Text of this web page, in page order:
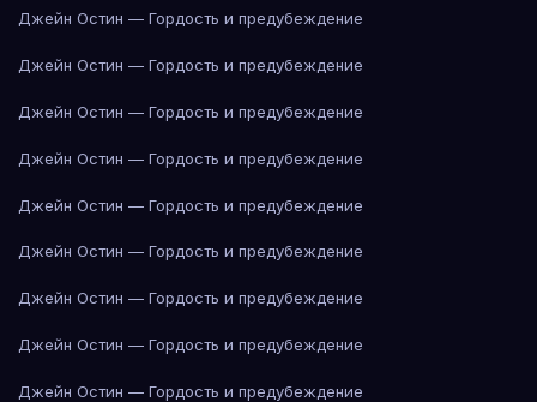
Джейн Остин — Гордость и предубеждение
Джейн Остин — Гордость и предубеждение
Джейн Остин — Гордость и предубеждение
Джейн Остин — Гордость и предубеждение
Джейн Остин — Гордость и предубеждение
Джейн Остин — Гордость и предубеждение
Джейн Остин — Гордость и предубеждение
Джейн Остин — Гордость и предубеждение
Джейн Остин — Гордость и предубеждение